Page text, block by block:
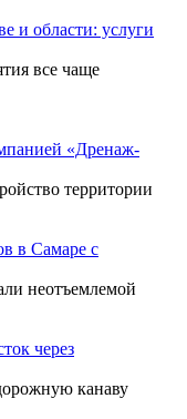
и области: услуги
все чаще
«Дренаж-
территории
в Самаре с
неотъемлемой
через
канаву